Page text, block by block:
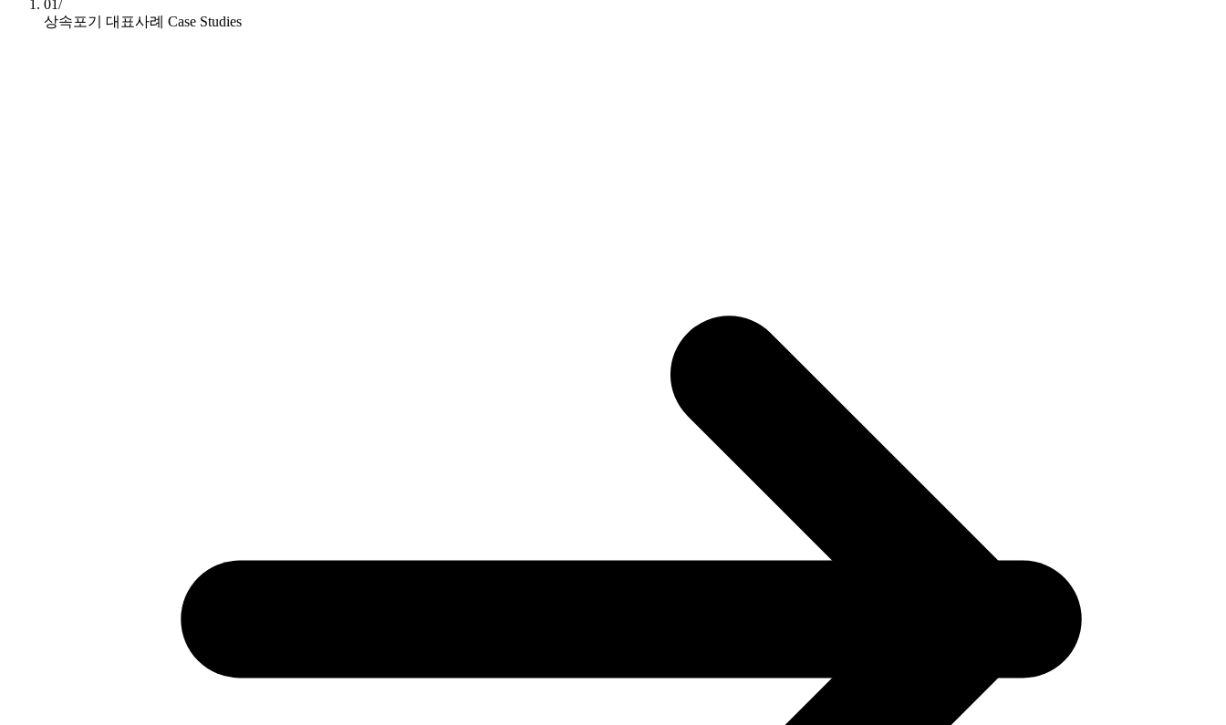
01/
상속포기 대표사례 Case Studies